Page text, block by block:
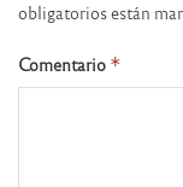
obligatorios están
Comentario *